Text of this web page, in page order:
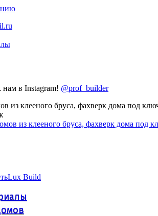
нам в Instagram! @prof_builder
из клееного бруса, фахверк дома под
Lux Build